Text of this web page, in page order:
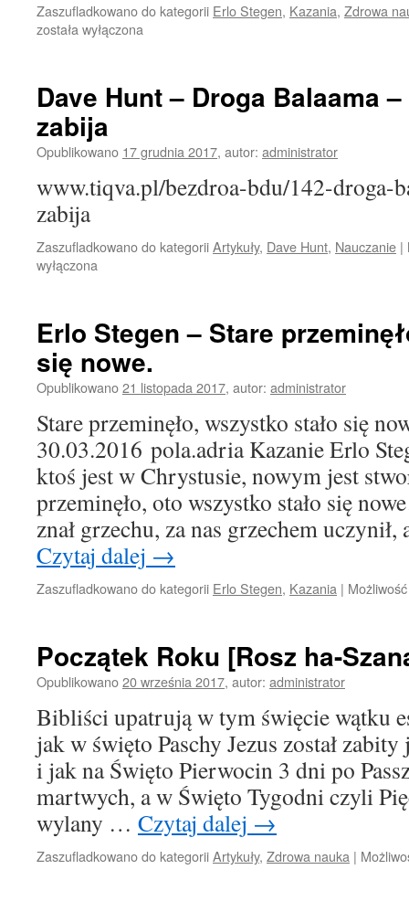
Zaszufladkowano do kategorii Erlo Stegen, Kazania, Zdrowa
została wyłączona
Dave Hunt – Droga Balaama
zabija
Opublikowano 17 grudnia 2017, autor: administrator
www.tiqva.pl/bezdroa-bdu/142-droga-
zabija
Zaszufladkowano do kategoriiArtykuły, Dave Hunt, Nauczanie |
wyłączona
Erlo Stegen – Stare
się nowe.
Opublikowano21 listopada 2017, autor: administrator
Stare przeminęło, wszystko stało się
30.03.2016 pola.adria Kazanie Erlo
ktoś jest w Chrystusie, nowym jest
przeminęło, oto wszystko stało się
znał grzechu, za nas grzechem
Czytaj dalej →
Zaszufladkowano do kategorii Erlo Stegen, Kazania |
Początek Roku [Rosz ha-
Opublikowano20 września 2017, autor: administrator
Bibliści upatrują w tym święcie wątku
jak w święto Paschy Jezus został
i jak na Święto Pierwocin 3 dni po
martwych, a w Święto Tygodni czyli
wylany … Czytaj dalej →
Zaszufladkowano do kategoriiArtykuły, Zdrowa nauka |